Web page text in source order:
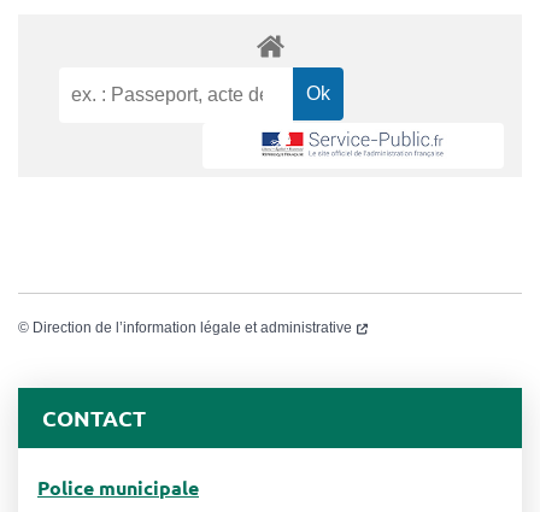
© Direction de l’information légale et administrative
CONTACT
Police municipale